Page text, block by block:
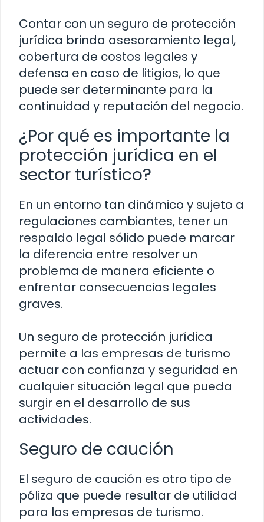
Contar con un seguro de protección
jurídica brinda asesoramiento legal,
cobertura de costos legales y
defensa en caso de litigios, lo que
puede ser determinante para la
continuidad y reputación del negocio.
¿Por qué es importante la
protección jurídica en el
sector turístico?
En un entorno tan dinámico y sujeto a
regulaciones cambiantes, tener un
respaldo legal sólido puede marcar
la diferencia entre resolver un
problema de manera eficiente o
enfrentar consecuencias legales
graves.
Un seguro de protección jurídica
permite a las empresas de turismo
actuar con confianza y seguridad en
cualquier situación legal que pueda
surgir en el desarrollo de sus
actividades.
Seguro de caución
El seguro de caución es otro tipo de
póliza que puede resultar de utilidad
para las empresas de turismo.